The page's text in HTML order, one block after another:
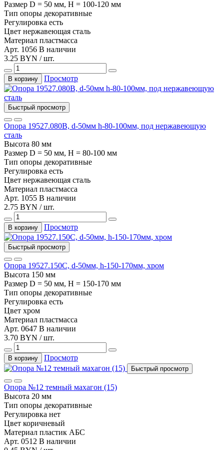
Размер D = 50 мм, H = 100-120 мм
Тип опоры декоративные
Регулировка есть
Цвет нержавеющая сталь
Материал пластмасса
Арт. 1056 В наличии
3.25 BYN / шт.
В корзину Просмотр
Быстрый просмотр
Опора 19527.080В, d-50мм h-80-100мм, под нержавеющую
сталь
Высота 80 мм
Размер D = 50 мм, H = 80-100 мм
Тип опоры декоративные
Регулировка есть
Цвет нержавеющая сталь
Материал пластмасса
Арт. 1055 В наличии
2.75 BYN / шт.
В корзину Просмотр
Быстрый просмотр
Опора 19527.150С, d-50мм, h-150-170мм, хром
Высота 150 мм
Размер D = 50 мм, H = 150-170 мм
Тип опоры декоративные
Регулировка есть
Цвет хром
Материал пластмасса
Арт. 0647 В наличии
3.70 BYN / шт.
В корзину Просмотр
Быстрый просмотр
Опора №12 темный махагон (15)
Высота 20 мм
Тип опоры декоративные
Регулировка нет
Цвет коричневый
Материал пластик АБС
Арт. 0512 В наличии